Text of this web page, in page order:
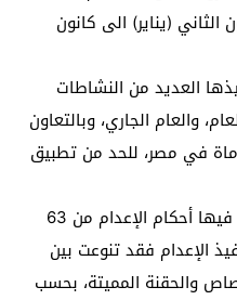
(يناير) الى كانون
العديد من النشاطات
والعام الجاري، وبالتعاون
في مصر، للحد من تطبيق
وإنخفض عدد الدول، التي نفذت فيها أحكام الإعدام من 63
الإعدام فقد تنوعت بين
والحقنة المميتة، بحسب